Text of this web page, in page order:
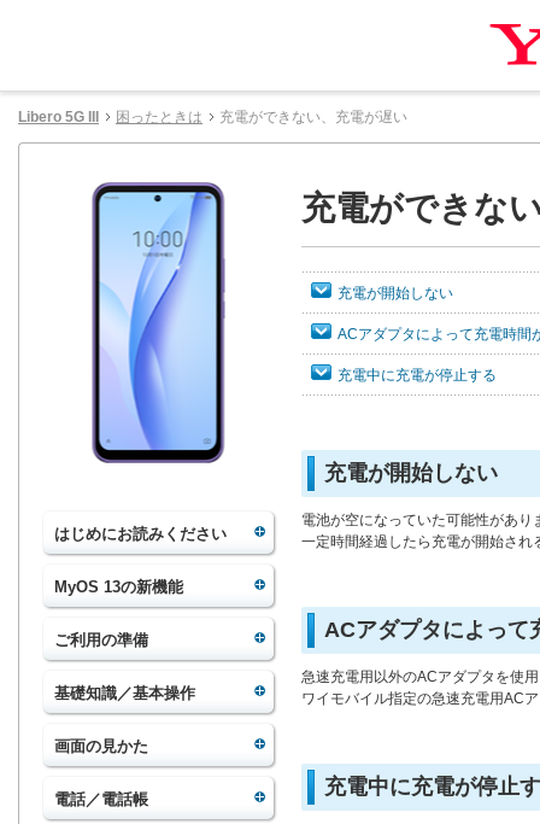
Libero 5G III 困ったときは 充電ができない、充電が遅い
はじめにお読みください
MyOS 13の新機能
ご利用の準備
基礎知識／基本操作
画面の見かた
電話／電話帳
充電ができな
充電が開始しない
ACアダプタによって充電時間
充電中に充電が停止する
充電が開始しない
電池が空になっていた可能性があり
一定時間経過したら充電が開始され
ACアダプタによって
急速充電用以外のACアダプタを使
ワイモバイル指定の急速充電用AC
充電中に充電が停止